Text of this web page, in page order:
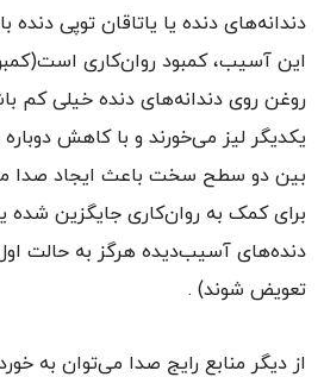
دندانه‌های دنده یا یاتاقان توپی
این آسیب، کمبود روان‌کاری
روغن روی دندانه‌های دنده خیلی کم
یکدیگر لیز می‌خورند و با کاهش
بین دو سطح سخت باعث ایجاد صدا
برای کمک به روان‌کاری جایگزین شده
دنده‌های آسیب‌دیده هرگز به حالت اول
تعویض شوند) .
از دیگر منابع رایج صدا می‌توان به